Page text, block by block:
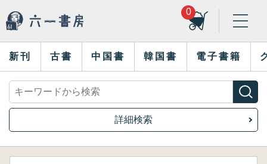
0
新刊 古書 中国書 韓国書 電子書籍
詳細検索